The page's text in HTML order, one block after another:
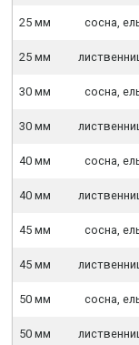
25 мм сосна,
25 мм
30 мм сосна,
30 мм
40 мм сосна,
40 мм
45 мм сосна,
45 мм
50 мм сосна,
50 мм